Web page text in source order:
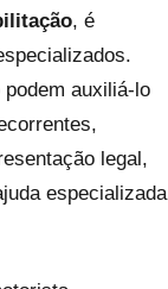
, é
auxiliá-lo
legal,
especializada